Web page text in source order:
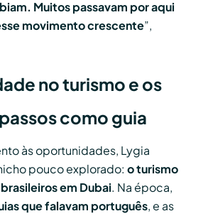
Muitos passavam por aqui
movimento crescente”,
no turismo e os
como guia
às oportunidades, Lygia
pouco explorado: o turismo
em Dubai. Na época,
que falavam português, e as